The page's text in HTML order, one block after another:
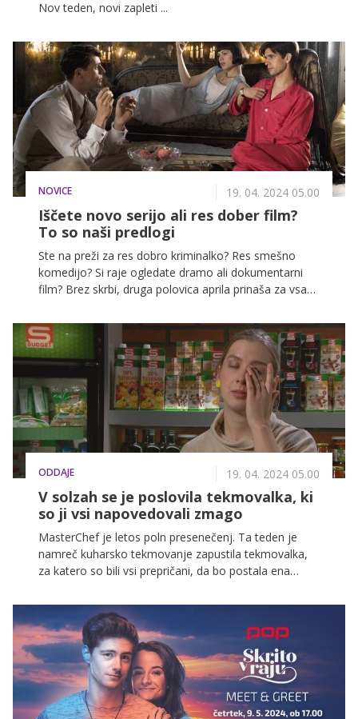
Nov teden, novi zapleti ...
NOVICE 19. 04. 2024 05.00
Iščete novo serijo ali res dober film?
To so naši predlogi
Ste na preži za res dobro kriminalko? Res smešno
komedijo? Si raje ogledate dramo ali dokumentarni
film? Brez skrbi, druga polovica aprila prinaša za vsak
ODDAJE 19. 04. 2024 05.00
V solzah se je poslovila tekmovalka, ki
so ji vsi napovedovali zmago
MasterChef je letos poln presenečenj. Ta teden je
namreč kuharsko tekmovanje zapustila tekmovalka,
za katero so bili vsi prepričani, da bo postala ena